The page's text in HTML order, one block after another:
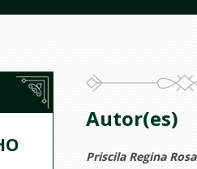
Autor(es)
Priscila Regina Rosa